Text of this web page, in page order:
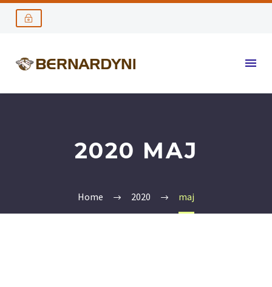
2020 MAJ
Home 2020 maj